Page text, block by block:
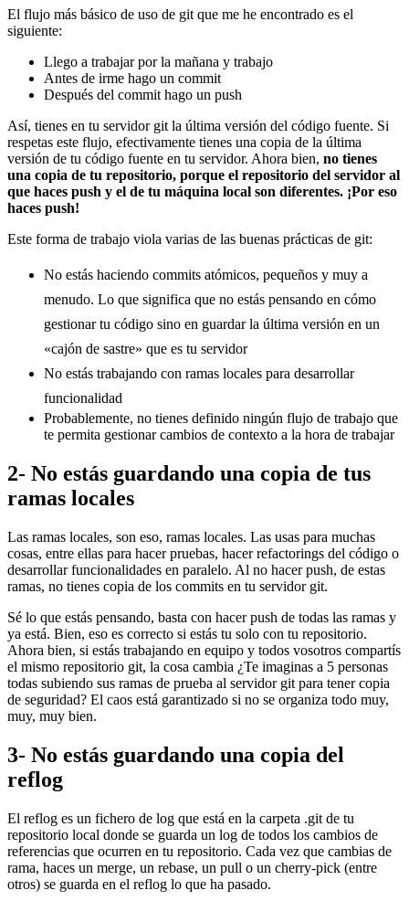
El flujo más básico de uso de git que me he encontrado es el
siguiente:
Llego a trabajar por la mañana y trabajo
Antes de irme hago un commit
Después del commit hago un push
Así, tienes en tu servidor git la última versión del código fuente. Si
respetas este flujo, efectivamente tienes una copia de la última
versión de tu código fuente en tu servidor. Ahora bien, no tienes
una copia de tu repositorio, porque el repositorio del servidor al
que haces push y el de tu máquina local son diferentes. ¡Por eso
haces push!
Este forma de trabajo viola varias de las buenas prácticas de git:
No estás haciendo commits atómicos, pequeños y muy a
menudo. Lo que significa que no estás pensando en cómo
gestionar tu código sino en guardar la última versión en un
«cajón de sastre» que es tu servidor
No estás trabajando con ramas locales para desarrollar
funcionalidad
Probablemente, no tienes definido ningún flujo de trabajo que
te permita gestionar cambios de contexto a la hora de trabajar
2- No estás guardando una copia de tus
ramas locales
Las ramas locales, son eso, ramas locales. Las usas para muchas
cosas, entre ellas para hacer pruebas, hacer refactorings del código o
desarrollar funcionalidades en paralelo. Al no hacer push, de estas
ramas, no tienes copia de los commits en tu servidor git.
Sé lo que estás pensando, basta con hacer push de todas las ramas y
ya está. Bien, eso es correcto si estás tu solo con tu repositorio.
Ahora bien, si estás trabajando en equipo y todos vosotros compartís
el mismo repositorio git, la cosa cambia ¿Te imaginas a 5 personas
todas subiendo sus ramas de prueba al servidor git para tener copia
de seguridad? El caos está garantizado si no se organiza todo muy,
muy, muy bien.
3- No estás guardando una copia del
reflog
El reflog es un fichero de log que está en la carpeta .git de tu
repositorio local donde se guarda un log de todos los cambios de
referencias que ocurren en tu repositorio. Cada vez que cambias de
rama, haces un merge, un rebase, un pull o un cherry-pick (entre
otros) se guarda en el reflog lo que ha pasado.